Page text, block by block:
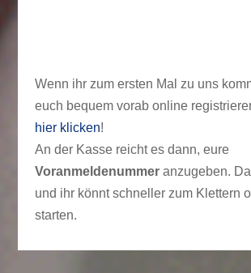
Wenn ihr zum ersten Mal zu uns
euch bequem vorab online
hier klicken!
An der Kasse reicht es dann, eure
Voranmeldenummeranzugeben.
und ihr könnt schneller zum Klettern
starten.